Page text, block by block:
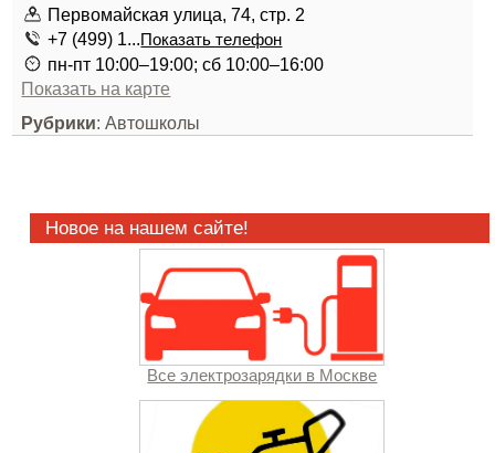
Первомайская улица, 74, стр. 2
+7 (499) 1...Показать телефон
пн-пт 10:00–19:00; сб 10:00–16:00
Показать на карте
Рубрики: Автошколы
Новое на нашем сайте!
Все электрозарядки в Москве